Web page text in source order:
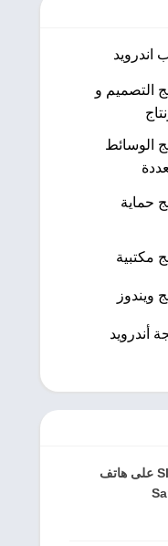
اندرويد
التصميم و
الوسائط
حماية
مكتبية
ويندوز
أندرويد
حل مشكلة Sleep of Death على هاتف